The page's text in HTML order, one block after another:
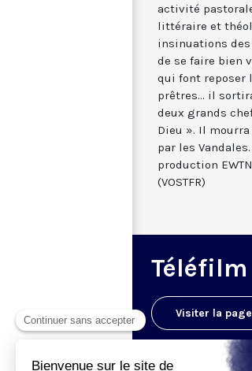
activité
littéraire et
insinuations
de se faire bien
qui font reposer
prêtres... il
deux grands
Dieu ». Il
par les
production
(VOSTFR)
Téléfilm
Visiter la